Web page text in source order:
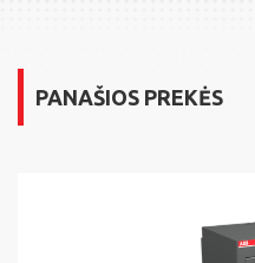
PANAŠIOS PREKĖS